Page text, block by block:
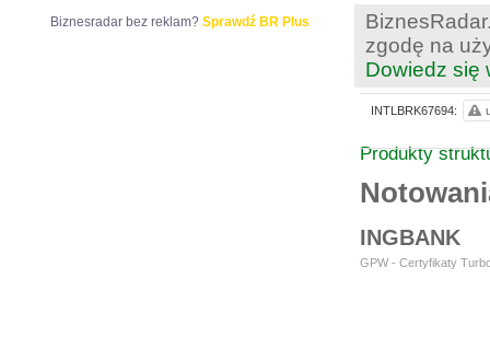
zgodę na
Dowiedz się
Produkty
INGBANK
GPW - Certyfikaty
INTLBRK67694:
Biznesradar bez reklam? Sprawdź BR Plus